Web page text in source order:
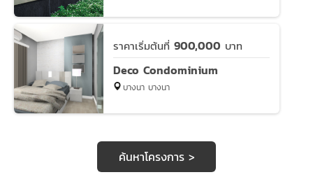
ราคาเริ่มต้นที่ 900,000 บาท
Deco Condominium
บางนา บางนา
ค้นหาโครงการ >